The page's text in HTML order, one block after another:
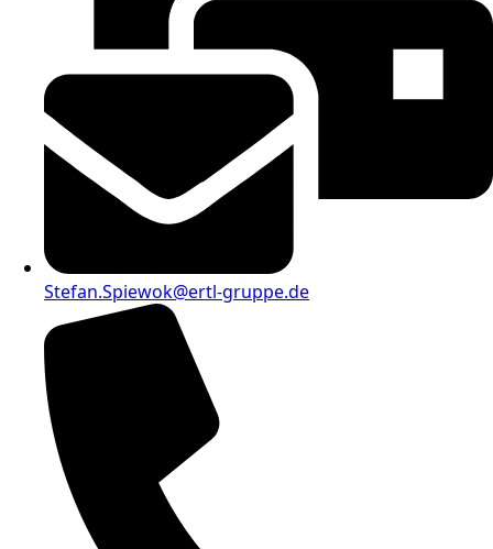
Stefan.Spiewok@ertl-gruppe.de